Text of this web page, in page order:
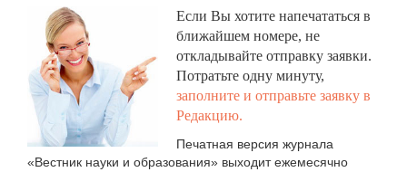
Если Вы хотите напечататься в
ближайшем номере, не
откладывайте отправку заявки.
Потратьте одну минуту,
заполните и отправьте заявку в
Редакцию.
Печатная версия журнала
«Вестник науки и образования» выходит ежемесячно